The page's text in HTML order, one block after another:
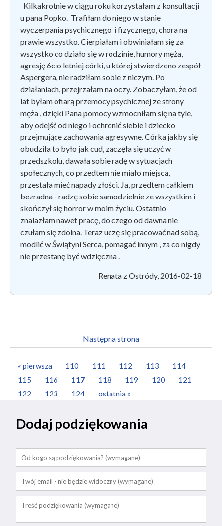
Kilkakrotnie w ciągu roku korzystałam z konsultacji
u pana Popko. Trafiłam do niego w stanie
wyczerpania psychicznego i fizycznego, chora na
prawie wszystko. Cierpiałam i obwiniałam się za
wszystko co działo się w rodzinie, humory męża,
agresję 6cio letniej córki, u której stwierdzono zespół
Aspergera, nie radziłam sobie z niczym. Po
działaniach, przejrzałam na oczy. Zobaczyłam, że od
lat byłam ofiarą przemocy psychicznej ze strony
męża , dzięki Pana pomocy wzmocniłam się na tyle,
aby odejść od niego i ochronić siebie i dziecko
przejmujące zachowania agresywne. Córka jakby się
obudziła to było jak cud, zaczęła się uczyć w
przedszkolu, dawała sobie radę w sytuacjach
społecznych, co przedtem nie miało miejsca,
przestała mieć napady złości. Ja, przedtem całkiem
bezradna - radzę sobie samodzielnie ze wszystkim i
skończył się horror w moim życiu. Ostatnio
znalazłam nawet pracę, do czego od dawna nie
czułam się zdolna. Teraz uczę się pracować nad sobą,
modlić w Świątyni Serca, pomagać innym , za co nigdy
nie przestanę być wdzięczna .
Renata z Ostródy, 2016-02-18
Następna strona
« pierwsza 110 111 112 113
114
115
116 117 118 119 120
121
122
123 124 ostatnia »
Dodaj podziękowania